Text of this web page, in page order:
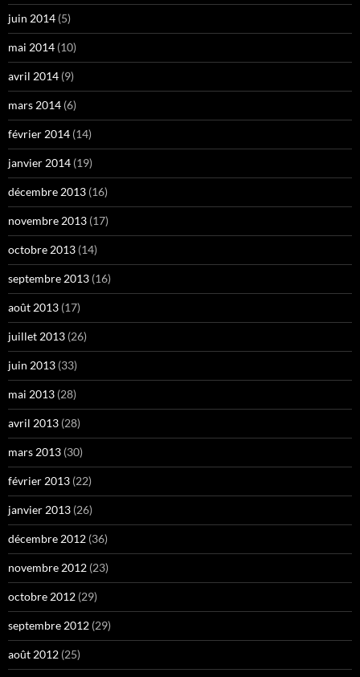
juin 2014 (5)
mai 2014 (10)
avril 2014 (9)
mars 2014 (6)
février 2014 (14)
janvier 2014 (19)
décembre 2013 (16)
novembre 2013 (17)
octobre 2013 (14)
septembre 2013 (16)
août 2013 (17)
juillet 2013 (26)
juin 2013 (33)
mai 2013 (28)
avril 2013 (28)
mars 2013 (30)
février 2013 (22)
janvier 2013 (26)
décembre 2012 (36)
novembre 2012 (23)
octobre 2012 (29)
septembre 2012 (29)
août 2012 (25)